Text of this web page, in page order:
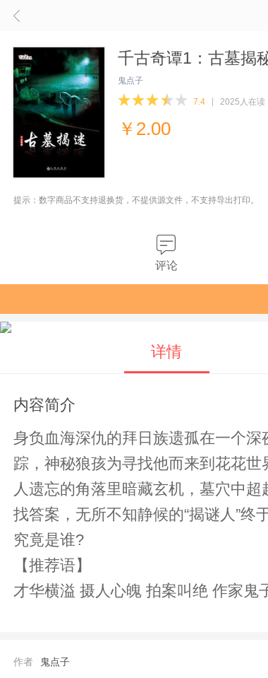
千古奇谭1：古墓揭
鬼点子
7.4 2025人在读
￥ 2.00
提示：数字商品不支持退换货，不提供源文件，不支持导出打印。
评论
详情
内容简介
身负血海深仇的拜日族遗孤在一个
踪，神秘狼孩为寻找他而来到花花世界，重重迷雾为此展…… 媚眉的真实身份并
人遗忘的角落里暗藏玄机，墓穴中超
找答案，无所不知静候的“揭谜人”
究竟是谁?
【推荐语】
才华横溢 摄人心魄
作者 鬼点子